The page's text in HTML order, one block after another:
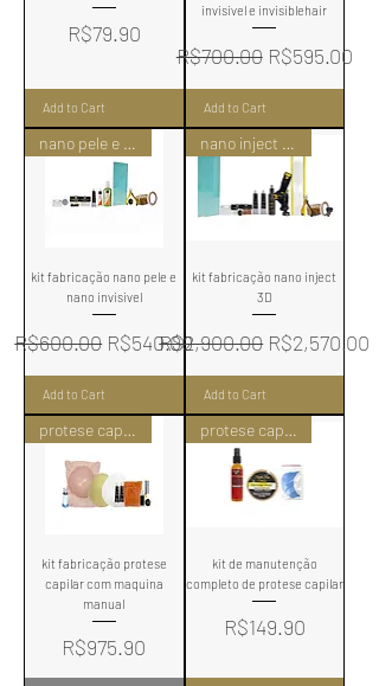
Price
R$79.90
Add to Cart
invisivel e invisiblehair
Regular Price
R$700.00 Sale Price
R$595.00
Add to Cart
nano pele e nano invisivel
kit fabricação nano pele e
nano invisivel
Regular Price
R$600.00 Sale Price
R$540.00
Add to Cart
nano inject 3D
kit fabricação nano inject
3D
Regular Price
R$2,900.00 Sale Price
R$2,570.00
Add to Cart
protese capilar manual
kit fabricação protese
capilar com maquina
manual
Price
R$975.90
protese capilar
kit de manutenção
completo de protese capilar
Price
R$149.90